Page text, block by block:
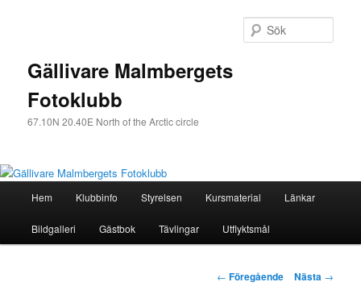
Gällivare Malmbergets
Fotoklubb
67.10N 20.40E North of the Arctic circle
Hoppa
till
Hem Klubbinfo Styrelsen Kursmaterial Länkar
Bildgalleri Gästbok Tävlingar Utflyktsmål
Inläggsnavigering
← Föregående Nästa →